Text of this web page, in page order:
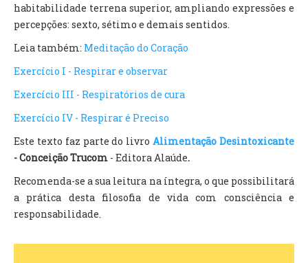
habitabilidade terrena superior, ampliando expressões e
percepções: sexto, sétimo e demais sentidos.
Leia também: Meditação do Coração
Exercício I - Respirar e observar
Exercício III - Respiratórios de cura
Exercício IV - Respirar é Preciso
Este texto faz parte do livroAlimentação Desintoxicante
-Conceição Trucom - Editora Alaúde.
Recomenda-se a sua leitura na íntegra, o que possibilitará
a prática desta filosofia de vida com consciência e
responsabilidade.